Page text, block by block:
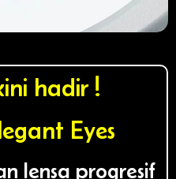
hadir !
Eyes
lensa progresif